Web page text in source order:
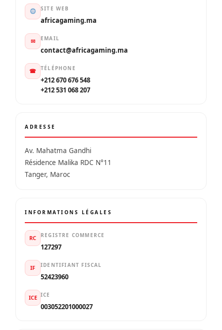
SITE WEB
africagaming.ma
✉ EMAIL
contact@africagaming.ma
☎ TÉLÉPHONE
+212 670 676 548
+212 531 068 207
ADRESSE
Av. Mahatma Gandhi
Résidence Malika RDC N°11
Tanger, Maroc
INFORMATIONS LÉGALES
RC REGISTRE COMMERCE
127297
IF IDENTIFIANT FISCAL
52423960
ICE ICE
003052201000027